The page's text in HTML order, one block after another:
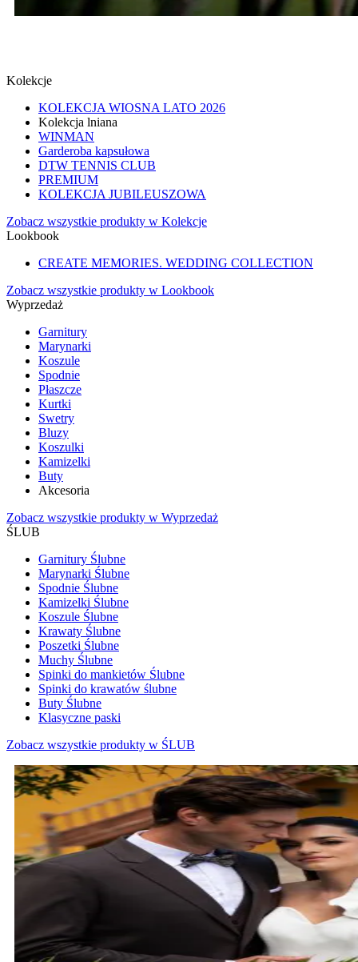
Kolekcje
KOLEKCJA WIOSNA LATO 2026
Kolekcja lniana
WINMAN
Garderoba kapsułowa
DTW TENNIS CLUB
PREMIUM
KOLEKCJA JUBILEUSZOWA
Zobacz wszystkie produkty w Kolekcje
Lookbook
CREATE MEMORIES. WEDDING COLLECTION
Zobacz wszystkie produkty w Lookbook
Wyprzedaż
Garnitury
Marynarki
Koszule
Spodnie
Płaszcze
Kurtki
Swetry
Bluzy
Koszulki
Kamizelki
Buty
Akcesoria
Zobacz wszystkie produkty w Wyprzedaż
ŚLUB
Garnitury Ślubne
Marynarki Ślubne
Spodnie Ślubne
Kamizelki Ślubne
Koszule Ślubne
Krawaty Ślubne
Poszetki Ślubne
Muchy Ślubne
Spinki do mankietów Ślubne
Spinki do krawatów ślubne
Buty Ślubne
Klasyczne paski
Zobacz wszystkie produkty w ŚLUB